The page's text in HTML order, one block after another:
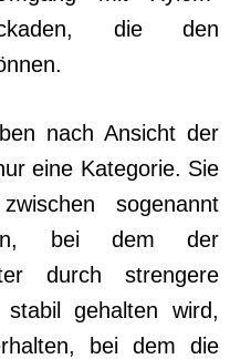
die den
nach Ansicht der
eine Kategorie. Sie
sogenannt
bei dem der
durch strengere
stabil gehalten wird,
bei dem die